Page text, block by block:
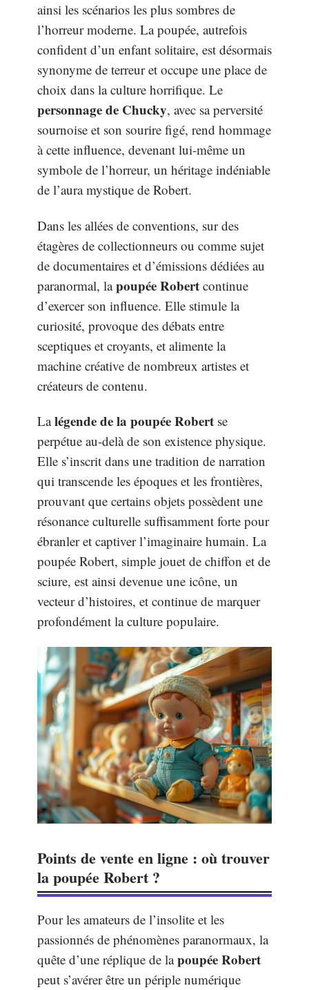
ainsi les scénarios les plus sombres de
l’horreur moderne. La poupée, autrefois
confident d’un enfant solitaire, est désormais
synonyme de terreur et occupe une place de
choix dans la culture horrifique. Le
personnage de Chucky, avec sa perversité
sournoise et son sourire figé, rend hommage
à cette influence, devenant lui-même un
symbole de l’horreur, un héritage indéniable
de l’aura mystique de Robert.
Dans les allées de conventions, sur des
étagères de collectionneurs ou comme sujet
de documentaires et d’émissions dédiées au
paranormal, lapoupée Robert continue
d’exercer son influence. Elle stimule la
curiosité, provoque des débats entre
sceptiques et croyants, et alimente la
machine créative de nombreux artistes et
créateurs de contenu.
Lalégende de la poupée Robert se
perpétue au-delà de son existence physique.
Elle s’inscrit dans une tradition de narration
qui transcende les époques et les frontières,
prouvant que certains objets possèdent une
résonance culturelle suffisamment forte pour
ébranler et captiver l’imaginaire humain. La
poupée Robert, simple jouet de chiffon et de
sciure, est ainsi devenue une icône, un
vecteur d’histoires, et continue de marquer
profondément la culture populaire.
Points de vente en ligne : où trouver
la poupée Robert ?
Pour les amateurs de l’insolite et les
passionnés de phénomènes paranormaux, la
quête d’une réplique de lapoupée Robert
peut s’avérer être un périple numérique